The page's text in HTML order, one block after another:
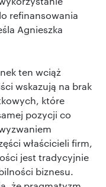
refinansowania
Agnieszka
ten wciąż
wskazują na brak
które
pozycji co
właścicieli firm,
jest tradycyjnie
biznesu.